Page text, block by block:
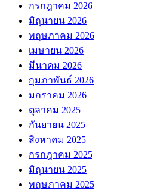
กรกฎาคม 2026
มิถุนายน 2026
พฤษภาคม 2026
เมษายน 2026
มีนาคม 2026
กุมภาพันธ์ 2026
มกราคม 2026
ตุลาคม 2025
กันยายน 2025
สิงหาคม 2025
กรกฎาคม 2025
มิถุนายน 2025
พฤษภาคม 2025